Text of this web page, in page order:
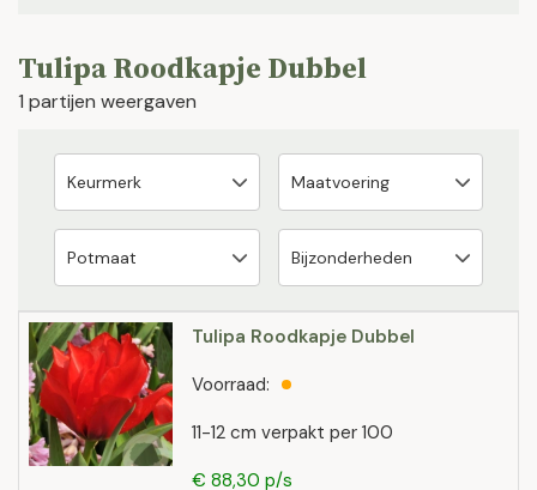
Tulipa Roodkapje Dubbel
1 partijen weergaven
Tulipa Roodkapje Dubbel
11-12 cm verpakt per 100
Voorraad:
€ 88,30 p/s